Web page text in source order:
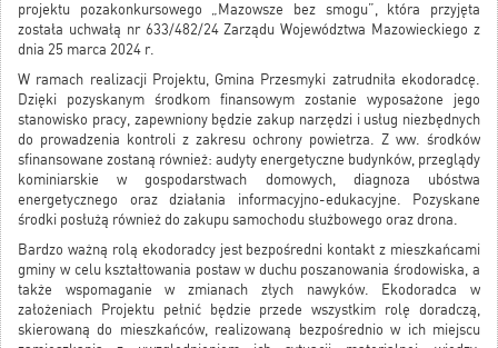
projektu pozakonkursowego „Mazowsze bez smogu”, która przyjęta
została uchwałą nr 633/482/24 Zarządu Województwa Mazowieckiego z
dnia 25 marca 2024 r.
W ramach realizacji Projektu, Gmina Przesmyki zatrudniła ekodoradcę.
Dzięki pozyskanym środkom finansowym zostanie wyposażone jego
stanowisko pracy, zapewniony będzie zakup narzędzi i usług niezbędnych
do prowadzenia kontroli z zakresu ochrony powietrza. Z ww. środków
sfinansowane zostaną również: audyty energetyczne budynków, przeglądy
kominiarskie w gospodarstwach domowych, diagnoza ubóstwa
energetycznego oraz działania informacyjno-edukacyjne. Pozyskane
środki posłużą również do zakupu samochodu służbowego oraz drona.
Bardzo ważną rolą ekodoradcy jest bezpośredni kontakt z mieszkańcami
gminy w celu kształtowania postaw w duchu poszanowania środowiska, a
także wspomaganie w zmianach złych nawyków. Ekodoradca w
założeniach Projektu pełnić będzie przede wszystkim rolę doradczą,
skierowaną do mieszkańców, realizowaną bezpośrednio w ich miejscu